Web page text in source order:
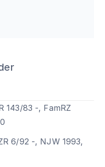
143/83 -, FamRZ
6/92 -, NJW 1993,